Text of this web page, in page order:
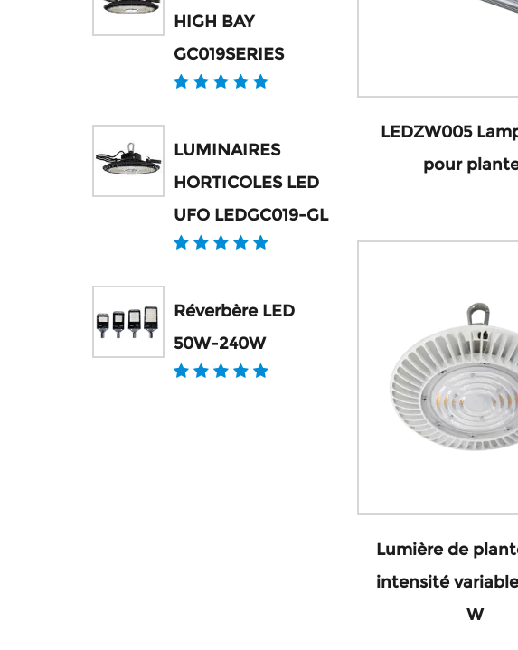
HIGH BAY
GC019SERIES
LUMINAIRES
HORTICOLES LED
UFO LEDGC019-GL
Réverbère LED
50W-240W
LEDZW005
pour
Lumière de
intensité
W